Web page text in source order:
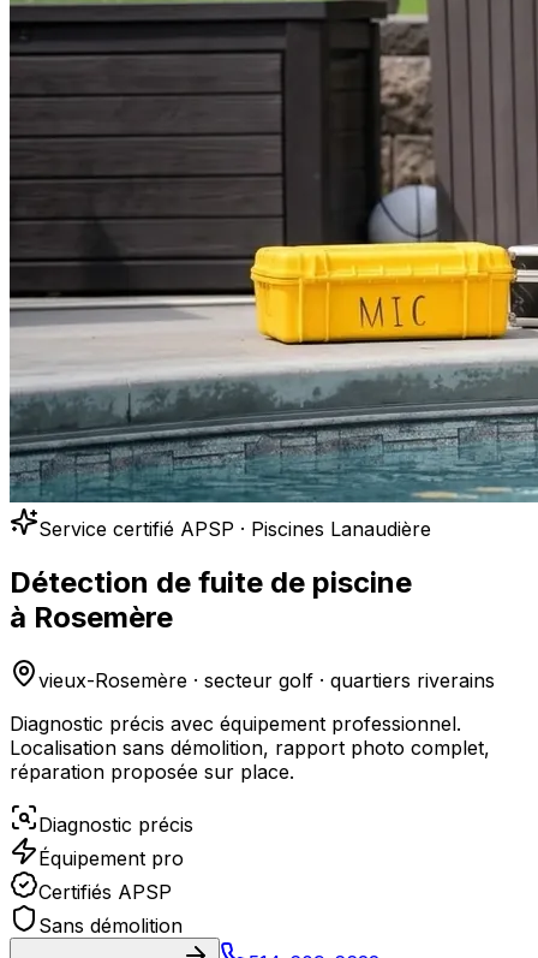
Service certifié APSP · Piscines Lanaudière
Détection de fuite de piscine
à Rosemère
vieux-Rosemère · secteur golf · quartiers riverains
Diagnostic précis avec équipement professionnel.
Localisation sans démolition, rapport photo complet,
réparation proposée sur place.
Diagnostic précis
Équipement pro
Certifiés APSP
Sans démolition